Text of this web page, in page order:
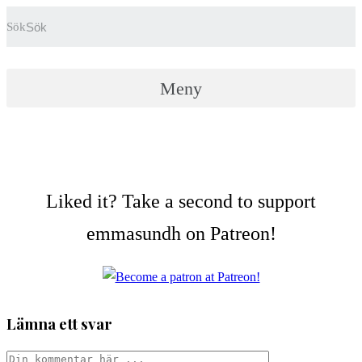
Sök
Meny
Liked it? Take a second to support
emmasundh on Patreon!
Lämna ett svar